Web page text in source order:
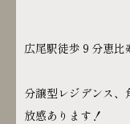
広尾駅徒歩９分恵比
分譲型レジデンス
放感あります！